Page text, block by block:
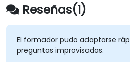
Reseñas(1)
El formador pudo adaptarse
preguntas improvisadas.